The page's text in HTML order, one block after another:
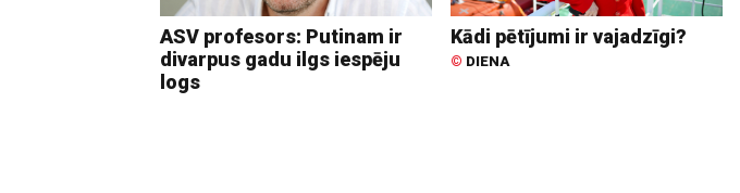
ASV profesors: Putinam ir
divarpus gadu ilgs iespēju
logs
Kādi pētījumi ir vajadzīgi?
© DIENA